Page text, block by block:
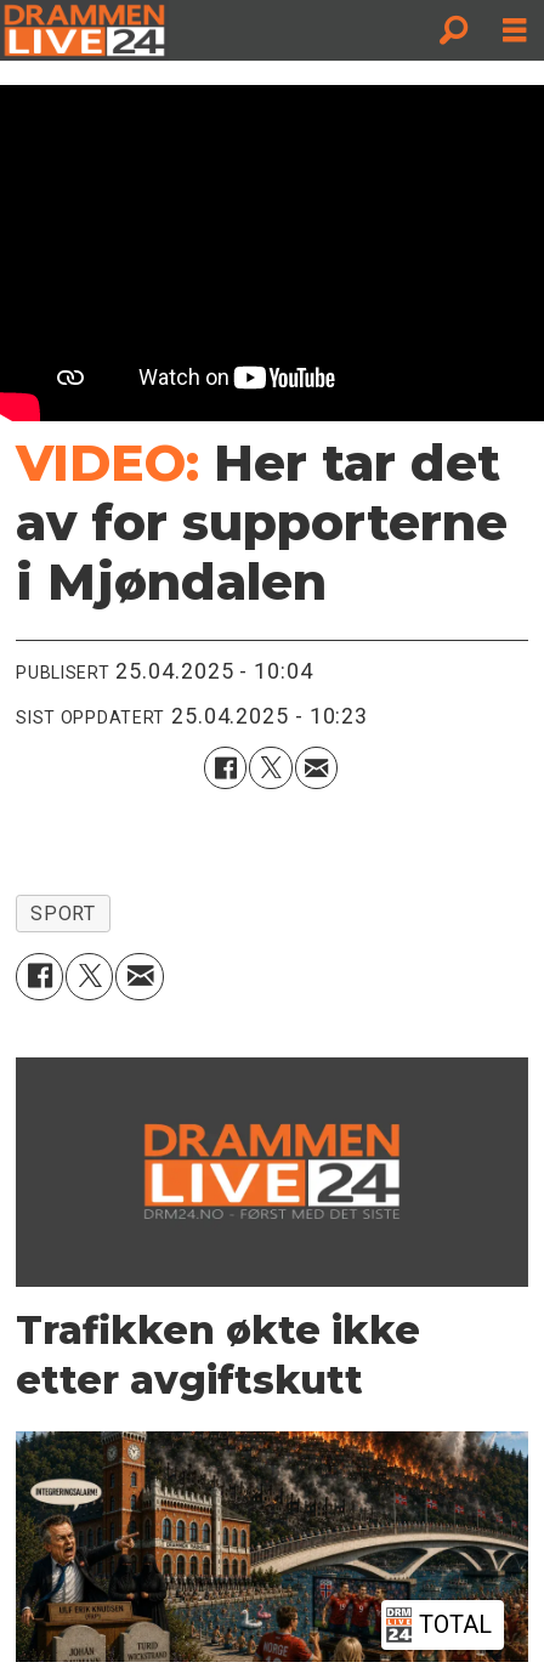
VIDEO: Her tar det
av for supporterne
i Mjøndalen
PUBLISERT 25.04.2025 - 10:04
SIST OPPDATERT 25.04.2025 - 10:23
SPORT
Trafikken økte ikke
etter avgiftskutt
TOTAL